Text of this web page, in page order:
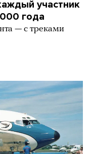
участник
года
— с треками